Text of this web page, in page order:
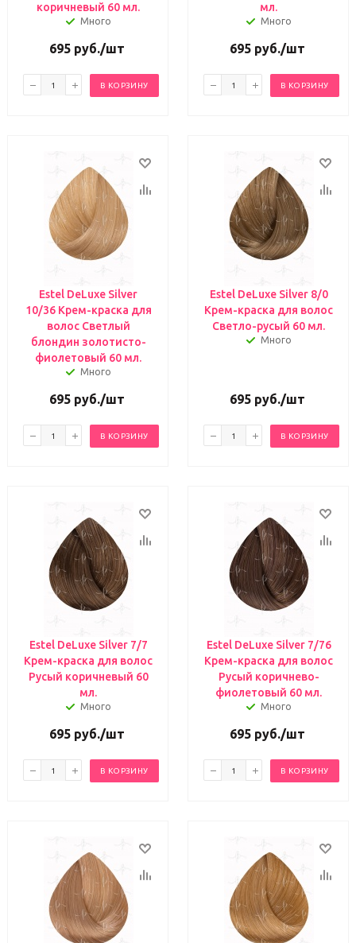
коричневый 60 мл.
Много
695руб./шт
В КОРЗИНУ
мл.
Много
695руб./шт
В КОРЗИНУ
Estel DeLuxe Silver
10/36 Крем-краска для
волос Светлый
блондин золотисто-
фиолетовый 60 мл.
Много
695руб./шт
В КОРЗИНУ
Estel DeLuxe Silver 8/0
Крем-краска для волос
Светло-русый 60 мл.
Много
695руб./шт
В КОРЗИНУ
Estel DeLuxe Silver 7/7
Крем-краска для волос
Русый коричневый 60
мл.
Много
695руб./шт
В КОРЗИНУ
Estel DeLuxe Silver 7/76
Крем-краска для волос
Русый коричнево-
фиолетовый 60 мл.
Много
695руб./шт
В КОРЗИНУ